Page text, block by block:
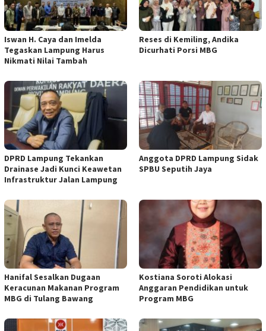
Iswan H. Caya dan Imelda
Tegaskan Lampung Harus
Nikmati Nilai Tambah
Reses di Kemiling, Andika
Dicurhati Porsi MBG
DPRD Lampung Tekankan
Drainase Jadi Kunci Keawetan
Infrastruktur Jalan Lampung
Anggota DPRD Lampung Sidak
SPBU Seputih Jaya
Hanifal Sesalkan Dugaan
Keracunan Makanan Program
MBG di Tulang Bawang
Kostiana Soroti Alokasi
Anggaran Pendidikan untuk
Program MBG